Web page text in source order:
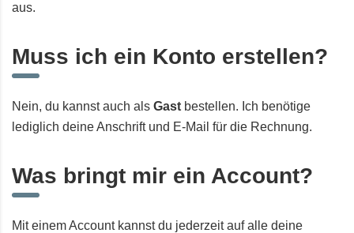
aus.
Muss ich ein Konto erstellen?
Nein, du kannst auch als Gast bestellen. Ich benötige
lediglich deine Anschrift und E-Mail für die Rechnung.
Was bringt mir ein Account?
Mit einem Account kannst du jederzeit auf alle deine